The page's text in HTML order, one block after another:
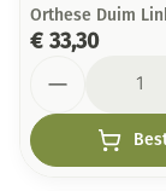
Orthese Duim
€ 33,30